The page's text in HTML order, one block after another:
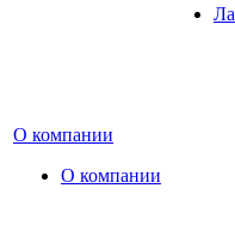
О компании
О компании